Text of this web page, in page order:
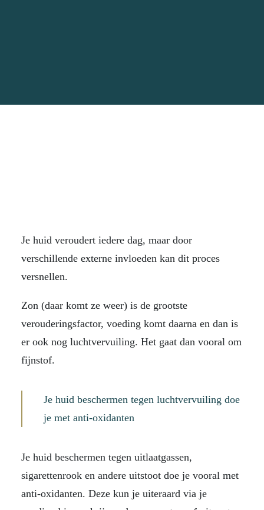
Je huid veroudert iedere dag, maar door
verschillende externe invloeden kan dit proces
versnellen.
Zon (daar komt ze weer) is de grootste
verouderingsfactor, voeding komt daarna en dan is
er ook nog luchtvervuiling. Het gaat dan vooral om
fijnstof.
Je huid beschermen tegen luchtvervuiling doe
je met anti-oxidanten
Je huid beschermen tegen uitlaatgassen,
sigarettenrook en andere uitstoot doe je vooral met
anti-oxidanten. Deze kun je uiteraard via je